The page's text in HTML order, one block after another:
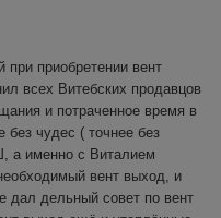
при приобретении вент
всех Витебских продавцов
и потраченное время в
чудес ( точнее без
именно с Виталием
вент выход, и
дал дельный совет по вент